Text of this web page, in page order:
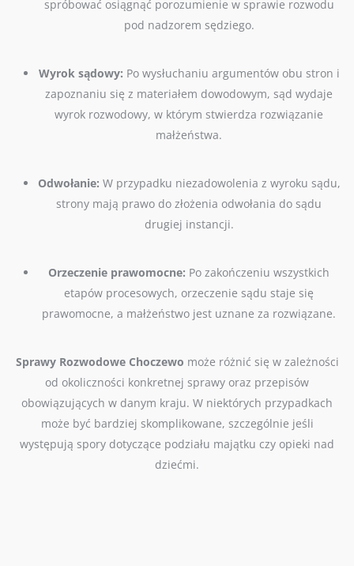
spróbować osiągnąć porozumienie w sprawie rozwodu
pod nadzorem sędziego.
Wyrok sądowy: Po wysłuchaniu argumentów obu stron i
zapoznaniu się z materiałem dowodowym, sąd wydaje
wyrok rozwodowy, w którym stwierdza rozwiązanie
małżeństwa.
Odwołanie: W przypadku niezadowolenia z wyroku sądu,
strony mają prawo do złożenia odwołania do sądu
drugiej instancji.
Orzeczenie prawomocne: Po zakończeniu wszystkich
etapów procesowych, orzeczenie sądu staje się
prawomocne, a małżeństwo jest uznane za rozwiązane.
Sprawy Rozwodowe Choczewo może różnić się w zależności
od okoliczności konkretnej sprawy oraz przepisów
obowiązujących w danym kraju. W niektórych przypadkach
może być bardziej skomplikowane, szczególnie jeśli
występują spory dotyczące podziału majątku czy opieki nad
dziećmi.